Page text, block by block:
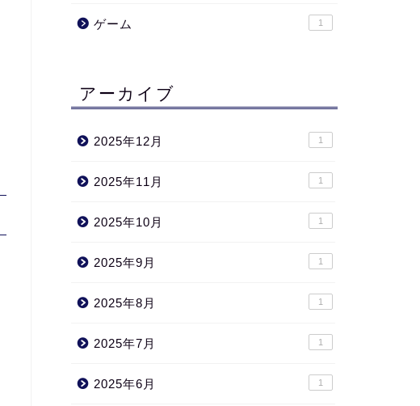
ゲーム 1
アーカイブ
2025年12月 1
2025年11月 1
2025年10月 1
2025年9月 1
2025年8月 1
2025年7月 1
2025年6月 1